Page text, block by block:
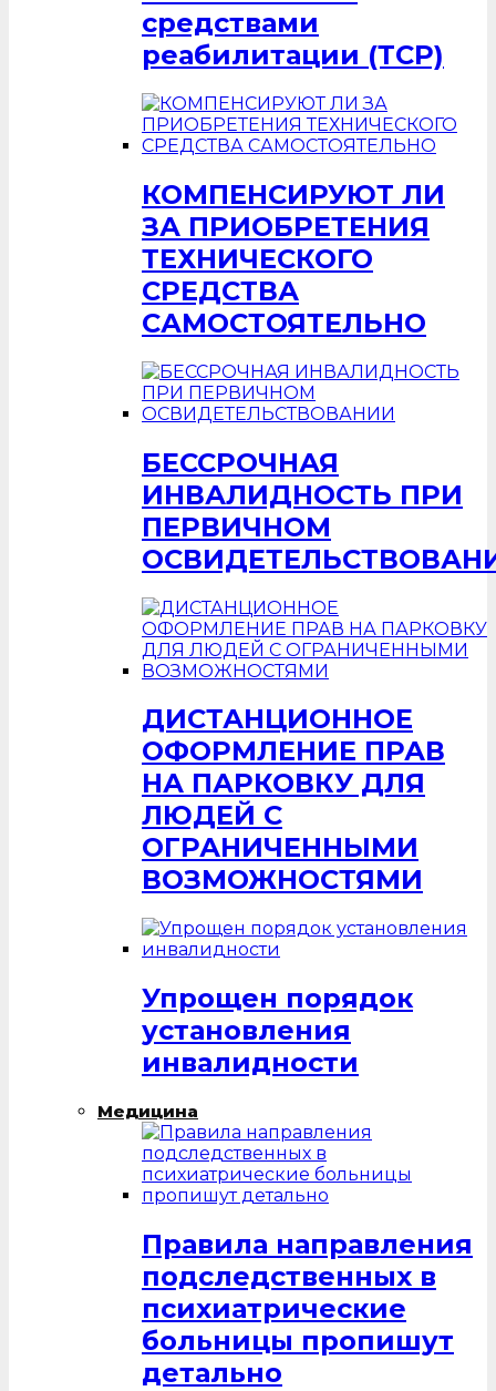
средствами
реабилитации (ТСР)
КОМПЕНСИРУЮТ ЛИ
ЗА ПРИОБРЕТЕНИЯ
ТЕХНИЧЕСКОГО
СРЕДСТВА
САМОСТОЯТЕЛЬНО
БЕССРОЧНАЯ
ИНВАЛИДНОСТЬ ПРИ
ПЕРВИЧНОМ
ДИСТАНЦИОННОЕ
ОФОРМЛЕНИЕ ПРАВ
НА ПАРКОВКУ ДЛЯ
ЛЮДЕЙ С
ОГРАНИЧЕННЫМИ
ВОЗМОЖНОСТЯМИ
Упрощен порядок
установления
инвалидности
Медицина
Правила направления
подследственных в
психиатрические
больницы пропишут
детально